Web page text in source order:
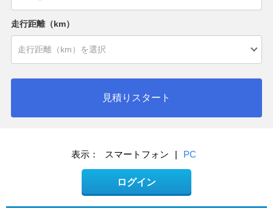
走行距離（km）
見積りスタート
表示： スマートフォン | PC
ログイン